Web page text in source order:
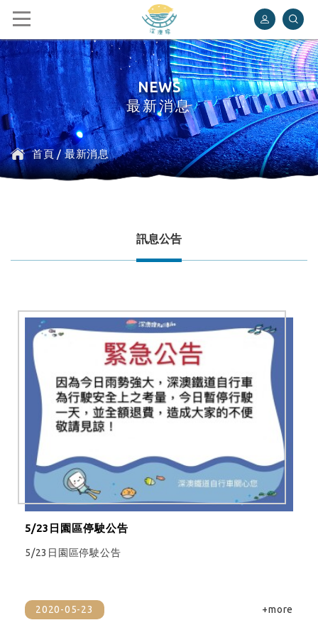
深澳鐵道自行車
NEWS
最新消息
首頁/最新消息
訊息公告
5/23日園區停駛公告
5/23日園區停駛公告
2020-05-23 +more